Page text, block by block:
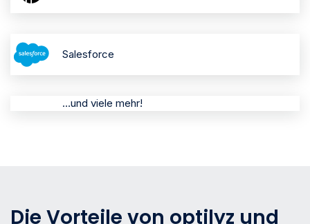
Salesforce
…und viele mehr!
Die Vorteile von optilyz und